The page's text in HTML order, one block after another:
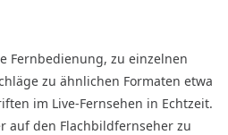
Fernbedienung, zu einzelnen
zu ähnlichen Formaten etwa
im Live-Fernsehen in Echtzeit.
auf den Flachbildfernseher zu